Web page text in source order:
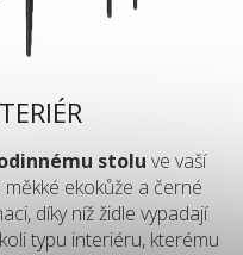
stolu ve vaší
měkké ekokůže a černé
díky níž židle vypadají
typu interiéru, kterému